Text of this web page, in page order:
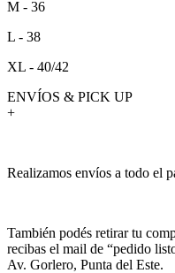
M - 36
L - 38
XL - 40/42
ENVÍOS & PICK UP
+
Realizamos envíos a todo el
También podés retirar tu
recibas el mail de “pedido
Av. Gorlero, Punta del Este.